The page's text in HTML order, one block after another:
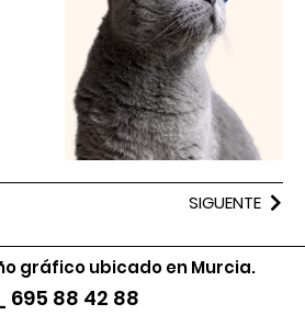
SIGUENTE
gráfico ubicado en Murcia.
695 88 42 88